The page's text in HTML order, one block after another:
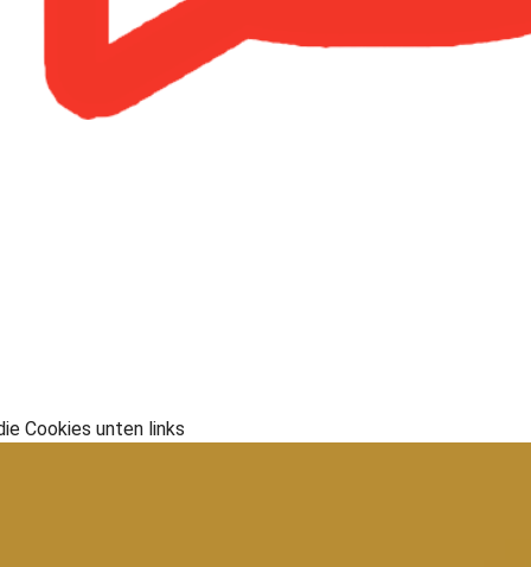
Cookies unten links